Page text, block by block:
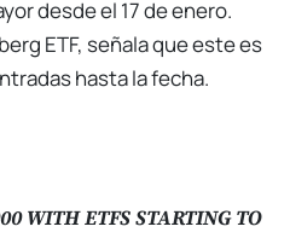
desde el 17 de enero.
ETF, señala que este es
hasta la fecha.
WITH ETFS STARTING TO